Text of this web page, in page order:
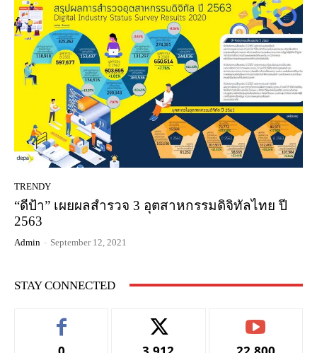
TRENDY
“ดีป้า” เผยผลสำรวจ 3 อุตสาหกรรมดิจิทัลไทย ปี
2563
Admin - September 12, 2021
STAY CONNECTED